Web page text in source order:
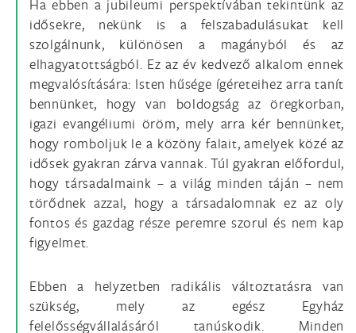
Ha ebben a jubileumi perspektívában tekintünk az
idősekre, nekünk is a felszabadulásukat kell
szolgálnunk, különösen a magányból és az
elhagyatottságból. Ez az év kedvező alkalom ennek
megvalósítására: Isten hűsége ígéreteihez arra tanít
bennünket, hogy van boldogság az öregkorban,
igazi evangéliumi öröm, mely arra kér bennünket,
hogy romboljuk le a közöny falait, amelyek közé az
idősek gyakran zárva vannak. Túl gyakran előfordul,
hogy társadalmaink – a világ minden táján – nem
törődnek azzal, hogy a társadalomnak ez az oly
fontos és gazdag része peremre szorul és nem kap
figyelmet.
Ebben a helyzetben radikális változtatásra van
szükség, mely az egész Egyház
felelősségvállalásáról tanúskodik. Minden